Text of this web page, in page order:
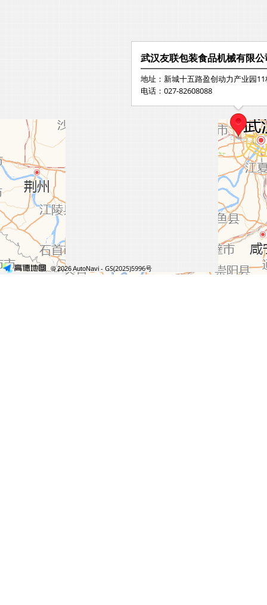
武汉友联包装食品机械有限公
地址：新城十五路盈创动力产业园11
电话：027-82608088
© 2026 AutoNavi - GS(2025)5996号